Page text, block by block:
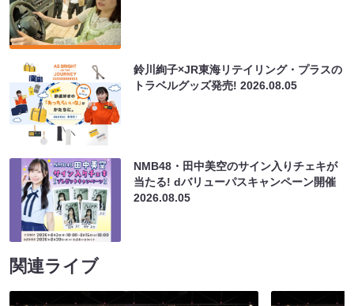
鈴川絢子×JR東海リテイリング・プラスの
トラベルグッズ発売!2026.08.05
NMB48・田中美空のサイン入りチェキが
当たる! dバリューパスキャンペーン開催
2026.08.05
関連ライブ